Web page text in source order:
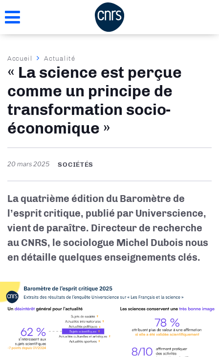
au
Fil
d'Ariane
Accueil Actualité
« La science est perçue
comme un principe de
transformation socio-
économique »
20 mars 2025 SOCIÉTÉS
La quatrième édition du Baromètre de
l’esprit critique, publié par Universcience,
vient de paraître. Directeur de recherche
au CNRS, le sociologue Michel Dubois nous
en détaille quelques enseignements clés.